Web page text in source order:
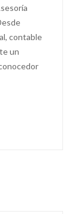
contable
un